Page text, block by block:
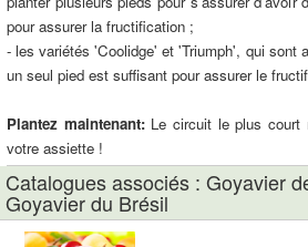
pour assurer la fructification ;
- les variétés 'Coolidge' et 'Triumph', qui sont
un seul pied est suffisant pour assurer le
Plantez maintenant:Le circuit le plus court
votre assiette !
Catalogues associés : Goyavier
Goyavier du Brésil